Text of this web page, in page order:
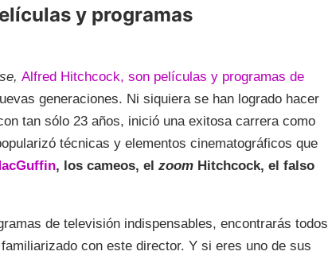
y programas
Alfred Hitchcock, son películas y programas de
generaciones. Ni siquiera se han logrado hacer
tan sólo 23 años, inició una exitosa carrera como
técnicas y elementos cinematográficos que
, los cameos, el zoom Hitchcock, el falso
de televisión indispensables, encontrarás todos
con este director. Y si eres uno de sus